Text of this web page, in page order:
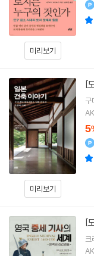
미리보기
미리보기
[
구
5
[
크